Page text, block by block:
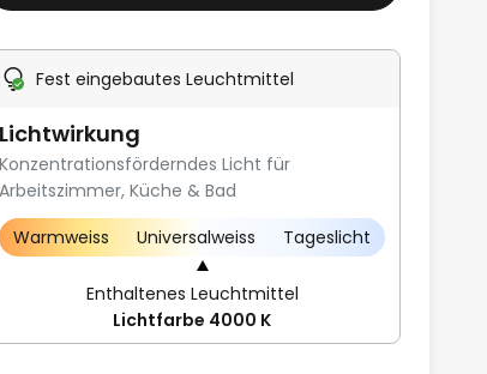
Fest eingebautes Leuchtmittel
Lichtwirkung
Konzentrationsförderndes Licht für
Arbeitszimmer, Küche & Bad
Warmweiss
Universalweiss Tageslicht
Enthaltenes Leuchtmittel
Lichtfarbe 4000 K